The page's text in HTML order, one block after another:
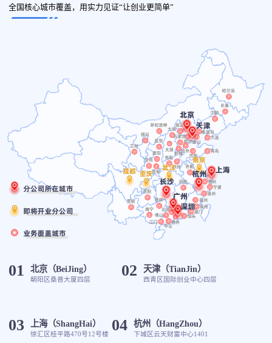
全国核心城市覆盖，用实力见证“让创业更简单”
01 北京（BeiJing）
朝阳区桑普大厦四层 02 天津（TianJin）
西青区国际创业中心四层
03 上海（ShangHai）
徐汇区桂平路470号12号楼 04 杭州（HangZhou）
下城区云天财富中心1401